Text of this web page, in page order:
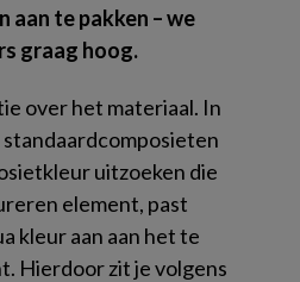
aan te pakken – we
graag hoog.
over het materiaal. In
uitzoeken die
element, past
kleur aan aan het te
Hierdoor zit je volgens